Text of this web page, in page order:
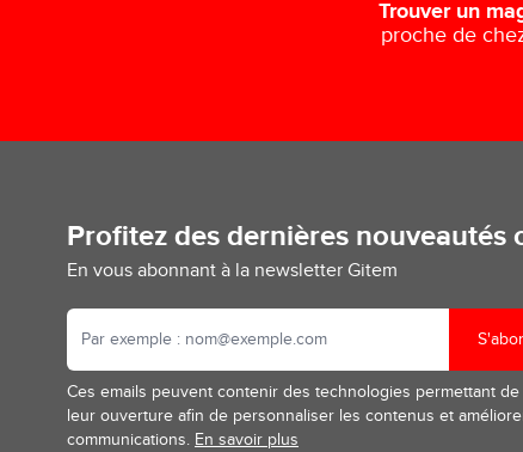
Trouver un
proche de
Profitez des dernières nouveautés
En vous abonnant à la newsletter Gitem
Ces emails peuvent contenir des technologies permettant
leur ouverture afin de personnaliser les contenus et
communications. En savoir plus